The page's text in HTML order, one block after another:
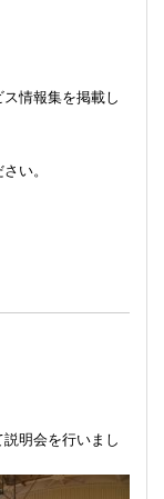
情報集を掲載し
い。
明会を行いまし